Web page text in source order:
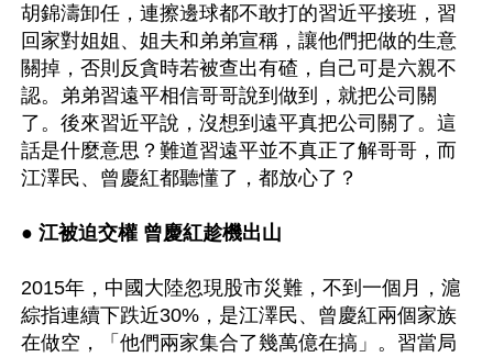
胡錦濤卸任，連擦邊球都不敢打的習近平接班，習
回家對姐姐、姐夫和弟弟宣稱，讓他們把做的生意
關掉，否則反貪時若被查出有碴，自己可是六親不
認。弟弟習遠平相信哥哥說到做到，就把公司關
了。後來習近平說，沒想到遠平真把公司關了。這
話是什麼意思？難道習遠平並不真正了解哥哥，而
江澤民、曾慶紅都聽懂了，都放心了？
● 江被迫交權 曾慶紅趁機出山
2015年，中國大陸忽現股市災難，不到一個月，滬
綜指連續下跌近30%，是江澤民、曾慶紅兩個家族
在做空，「他們兩家集合了幾萬億在搞」。習當局